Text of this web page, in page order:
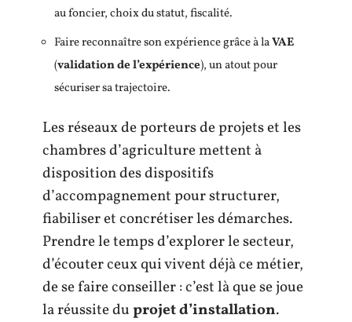
au foncier, choix du statut, fiscalité.
Faire reconnaître son expérience grâce à laVAE
(validation de l’expérience), un atout pour
sécuriser sa trajectoire.
Les réseaux de porteurs de projets et les
chambres d’agriculture mettent à
disposition des dispositifs
d’accompagnement pour structurer,
fiabiliser et concrétiser les démarches.
Prendre le temps d’explorer le secteur,
d’écouter ceux qui vivent déjà ce métier,
de se faire conseiller : c’est là que se joue
la réussite duprojet d’installation.